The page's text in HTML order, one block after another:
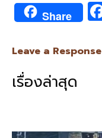
Share
Leave a Response
เรื่องล่าสุด